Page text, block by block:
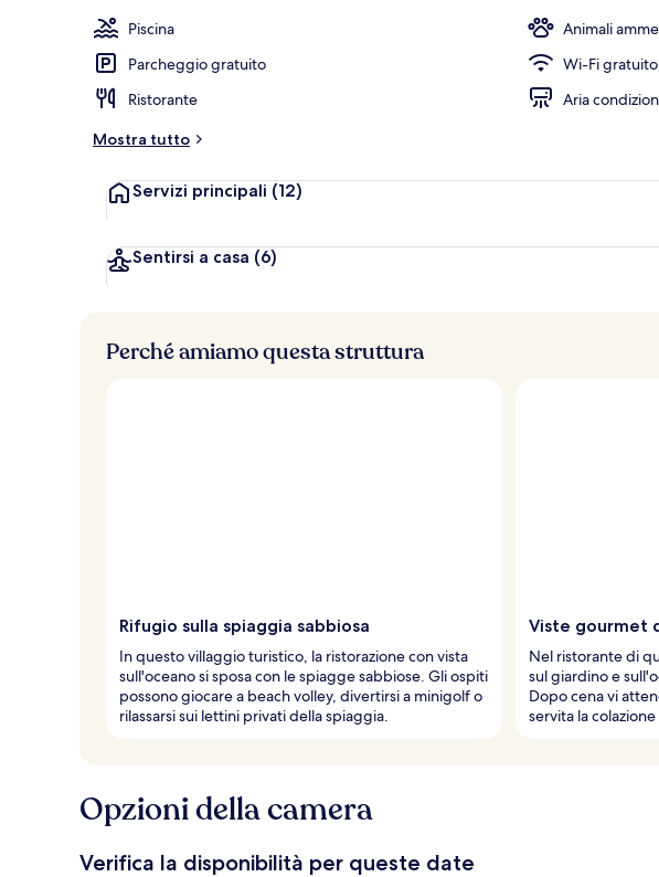
Piscina
Animali
Parcheggio gratuito
Wi-Fi gratuito
Ristorante
Aria
Mostra tutto
Servizi principali (12)
Sentirsi a casa (6)
Perché amiamo questa struttura
Rifugio sulla spiaggia sabbiosa
In questo villaggio turistico, la ristorazione con vista
sull'oceano si sposa con le spiagge sabbiose. Gli ospiti
possono giocare a beach volley, divertirsi a minigolf o
rilassarsi sui lettini privati della spiaggia.
Viste gourmet
Nel ristorante di
sul giardino e
Dopo cena vi
servita la
Opzioni della camera
Verifica la disponibilità per queste date